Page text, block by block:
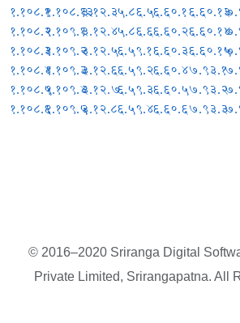
१.१०८.१
१.१०८.२
१.१०८.३
१.१०८.४
१.१०८.५
१.१०८.६
१.१०८.१३
१.१०९.१
१.१०९.२
१.१०९.३
१.१०९.४
१.१०९.५
३.१२.३
३.१२.४
३.१२.५
३.१२.६
३.१२.७
३.१२.८
५.८६.५
५.८६.६
६.५९.१
६.५९.२
६.५९.३
६.५९.४
६.६०.१
६.६०.२
६.६०.३
६.६०.४
६.६०.५
६.६०.६
६.६०.१३
६.६०.१४
६.६०.१५
७.९३.१
७.९३.२
७.९३.३
© 2016–2020 Sriranga Digital
Private Limited, Srirangapatna. All